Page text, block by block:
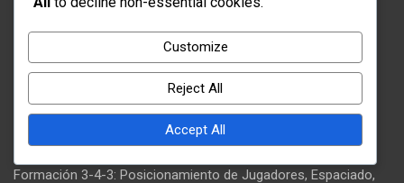
Política de privacidad
Acuerdo de usuario
Publicaciones recientes
Formación 3-4-3: Posicionamiento de Jugadores, Espaciado,
Customize
Reject All
Accept All